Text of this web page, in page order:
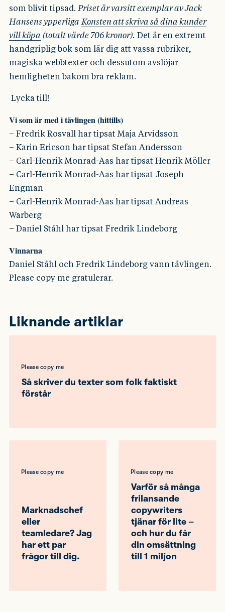
som blivit tipsad. Priset är varsitt exemplar av Jack
Hansens ypperliga Konsten att skriva så dina kunder
vill köpa (totalt värde 706 kronor). Det är en extremt
handgriplig bok som lär dig att vassa rubriker,
magiska webbtexter och dessutom avslöjar
hemligheten bakom bra reklam.
Lycka till!
Vi som är med i tävlingen (hittills)
– Fredrik Rosvall har tipsat Maja Arvidsson
– Karin Ericson har tipsat Stefan Andersson
– Carl-Henrik Monrad-Aas har tipsat Henrik Möller
– Carl-Henrik Monrad-Aas har tipsat Joseph
Engman
– Carl-Henrik Monrad-Aas har tipsat Andreas
Warberg
– Daniel Ståhl har tipsat Fredrik Lindeborg
Vinnarna
Daniel Ståhl och Fredrik Lindeborg vann tävlingen.
Please copy me gratulerar.
Liknande artiklar
Please copy me
Så skriver du texter som folk faktiskt
förstår
Please copy me
Marknadschef
eller
teamledare? Jag
har ett par
frågor till dig.
Please copy me
Varför så många
frilansande
copywriters
tjänar för lite –
och hur du får
din omsättning
till 1 miljon